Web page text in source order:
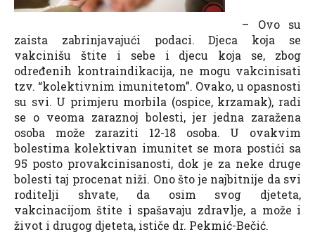
– Ovo su
zaista zabrinjavajući podaci. Djeca koja se
vakcinišu štite i sebe i djecu koja se, zbog
određenih kontraindikacija, ne mogu vakcinisati
tzv. “kolektivnim imunitetom”. Ovako, u opasnosti
su svi. U primjeru morbila (ospice, krzamak), radi
se o veoma zaraznoj bolesti, jer jedna zaražena
osoba može zaraziti 12-18 osoba. U ovakvim
bolestima kolektivan imunitet se mora postići sa
95 posto provakcinisanosti, dok je za neke druge
bolesti taj procenat niži. Ono što je najbitnije da svi
roditelji shvate, da osim svog djeteta,
vakcinacijom štite i spašavaju zdravlje, a može i
život i drugog djeteta, ističe dr. Pekmić-Bečić.